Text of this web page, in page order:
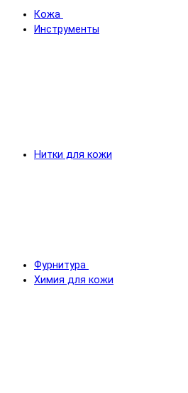
Кожа
Инструменты
Нитки для кожи
Фурнитура
Химия для кожи